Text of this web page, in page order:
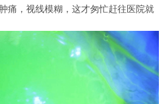
痛，视线模糊，这才匆忙赶往医院就